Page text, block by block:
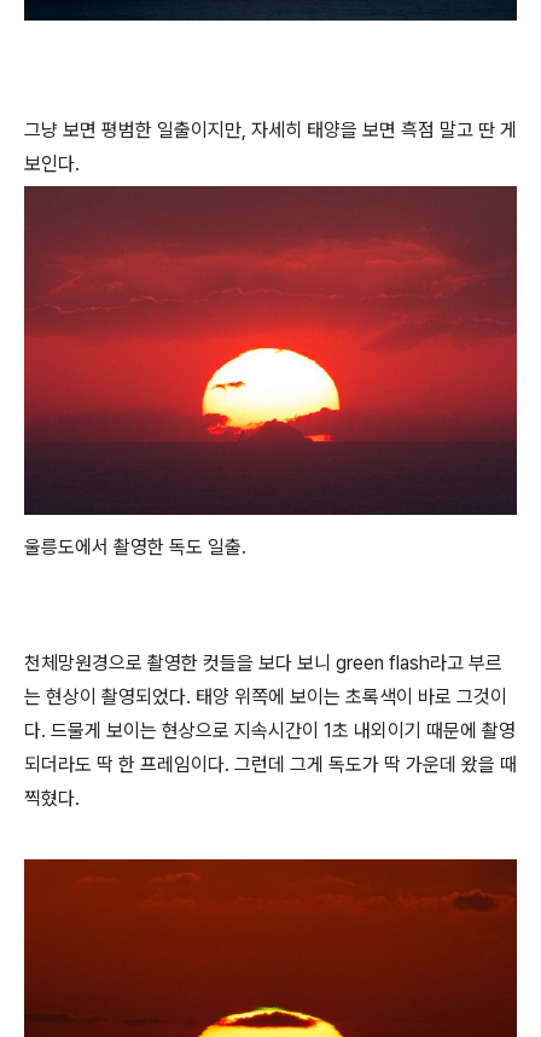
그냥 보면 평범한 일출이지만, 자세히 태양을 보면 흑점 말고 딴 게
보인다.
울릉도에서 촬영한 독도 일출.
천체망원경으로 촬영한 컷들을 보다 보니 green flash라고 부르
는 현상이 촬영되었다. 태양 위쪽에 보이는 초록색이 바로 그것이
다. 드물게 보이는 현상으로 지속시간이 1초 내외이기 때문에 촬영
되더라도 딱 한 프레임이다. 그런데 그게 독도가 딱 가운데 왔을 때
찍혔다.